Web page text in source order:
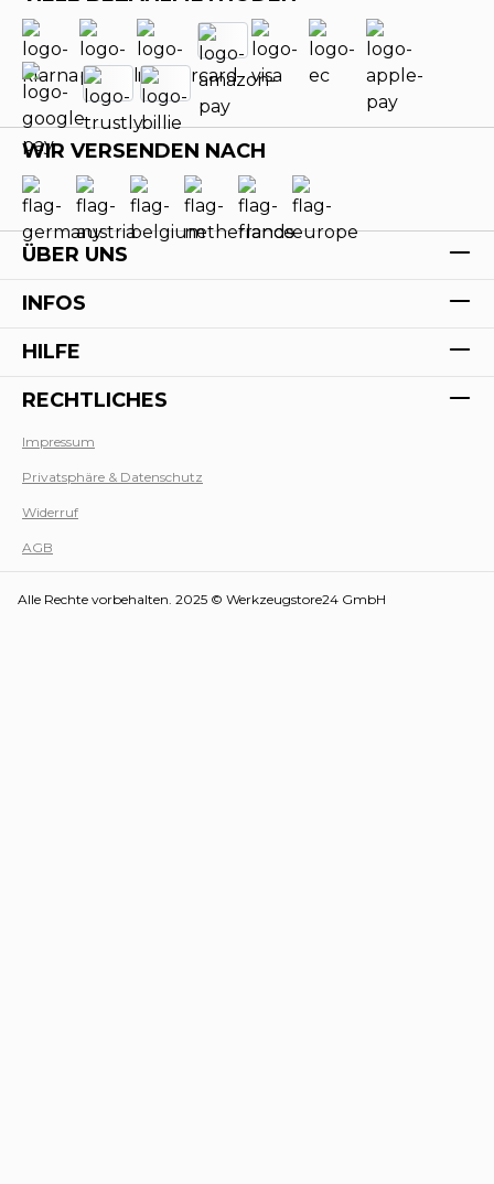
WIR VERSENDEN NACH
ÜBER UNS
INFOS
HILFE
RECHTLICHES
Impressum
Privatsphäre & Datenschutz
Widerruf
AGB
Alle Rechte vorbehalten. 2025 © Werkzeugstore24 GmbH